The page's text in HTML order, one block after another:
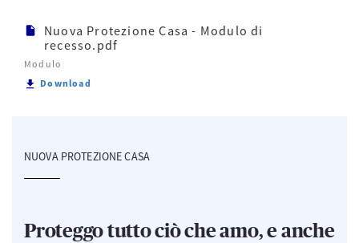
Nuova Protezione Casa - Modulo di
recesso.pdf
Modulo
Download
NUOVA PROTEZIONE CASA
Proteggo tutto ciò che amo, e anche